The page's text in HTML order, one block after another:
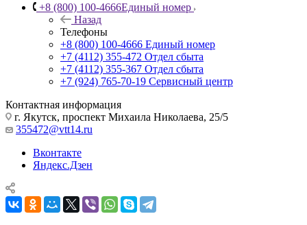
+8 (800) 100-4666Единый номер
Назад
Телефоны
+8 (800) 100-4666 Единый номер
+7 (4112) 355-472 Отдел сбыта
+7 (4112) 355-367 Отдел сбыта
+7 (924) 765-70-19 Сервисный центр
Контактная информация
г. Якутск, проспект Михаила Николаева, 25/5
355472@vtt14.ru
Вконтакте
Яндекс.Дзен